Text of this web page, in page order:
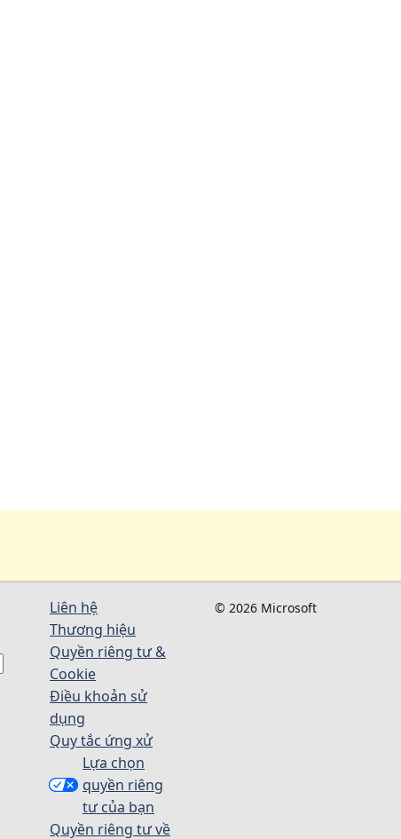
Liên hệ
Thương hiệu
Quyền riêng tư &
Cookie
Điều khoản sử
dụng
Quy tắc ứng xử
Lựa chọn
quyền riêng
tư của bạn
Quyền riêng tư về
© 2026 Microsoft